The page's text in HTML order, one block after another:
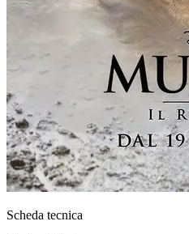
Scheda tecnica